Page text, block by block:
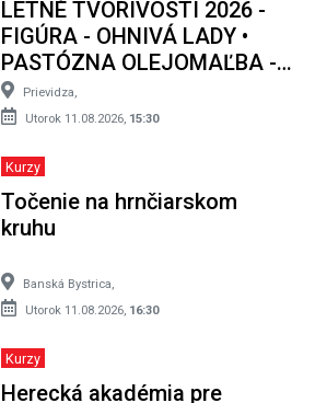
LETNÉ TVORIVOSTI 2026 -
FIGÚRA - OHNIVÁ LADY •
PASTÓZNA OLEJOMAĽBA -
intenzívny, výtvarný kurz
Prievidza,
Utorok 11.08.2026, 15:30
Kurzy
Točenie na hrnčiarskom
kruhu
Banská Bystrica,
Utorok 11.08.2026, 16:30
Kurzy
Herecká akadémia pre